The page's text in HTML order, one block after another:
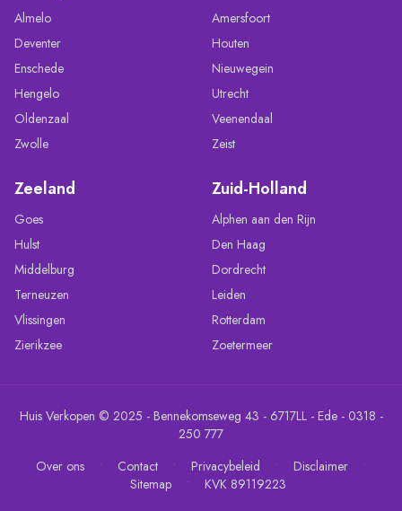
Almelo
Deventer
Enschede
Hengelo
Oldenzaal
Zwolle
Amersfoort
Houten
Nieuwegein
Utrecht
Veenendaal
Zeist
Zeeland
Goes
Hulst
Middelburg
Terneuzen
Vlissingen
Zierikzee
Zuid-Holland
Alphen aan den Rijn
Den Haag
Dordrecht
Leiden
Rotterdam
Zoetermeer
Huis Verkopen © 2025 - Bennekomseweg 43 - 6717LL - Ede - 0318 -
250 777
Over ons
• Contact • Privacybeleid • Disclaimer •
Sitemap • KVK 89119223